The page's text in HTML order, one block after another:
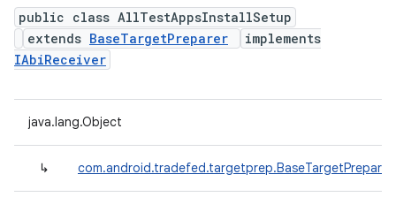
public class AllTestAppsInstallSetup
extends BaseTargetPreparer
implements
IAbiReceiver
java.lang.Object
↳ com.android.tradefed.targetprep.BaseTargetPreparer